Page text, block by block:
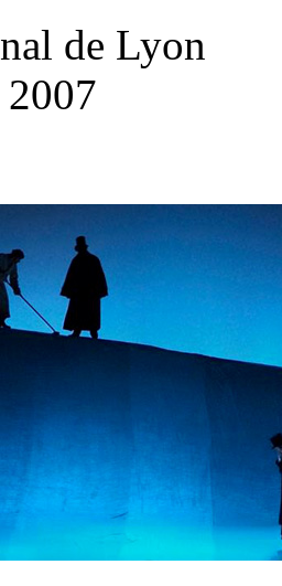
de Lyon